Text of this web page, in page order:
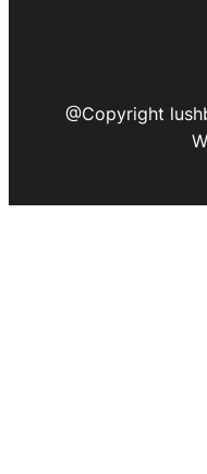
@Copyright